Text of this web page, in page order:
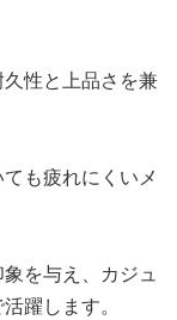
性と上品さを兼
も疲れにくいメ
を与え、カジュ
躍します。